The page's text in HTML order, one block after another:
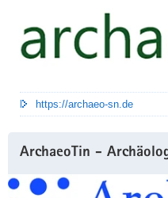
https://archaeo-sn.de
ArchaeoTin -